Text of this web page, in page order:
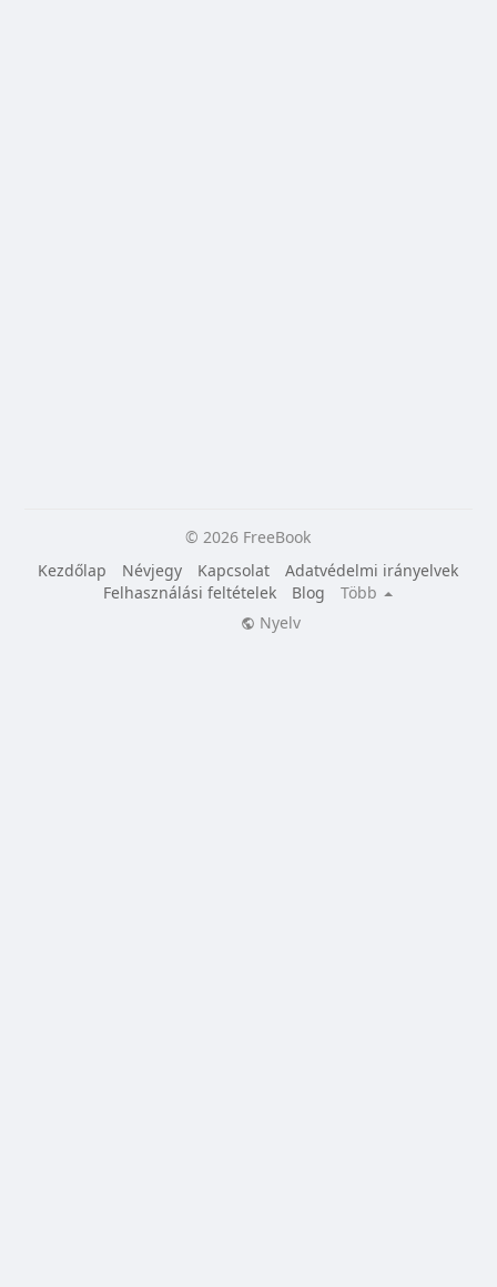
© 2026 FreeBook
Kezdőlap
Névjegy Kapcsolat
Adatvédelmi irányelvek
Felhasználási feltételek
Blog
Több
Nyelv